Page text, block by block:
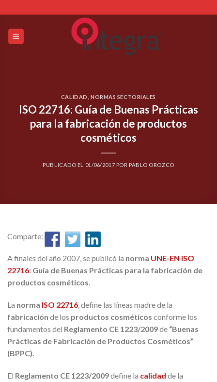
to
content
CALIDAD NORMAS SECTORIALES
ISO 22716: Guía de Buenas Prácticas
para la fabricación de productos
cosméticos
PUBLICADO EL 01/06/2017 POR PABLO OROZCO
Comparte:
A finales del año 2007, se publicó la norma UNE-EN ISO
22716: Guía de Buenas Prácticas para la fabricación de
productos cosméticos.
La norma ISO 22716 , define las líneas madre de la
fabricación de los productos cosméticos conforme los
fundamentos del Reglamento CE 1223/2009de “Buenas
Prácticas de Fabricación de Productos Cosméticos”
(BPPC).
El Reglamento CE 1223/2009define la calidad de la